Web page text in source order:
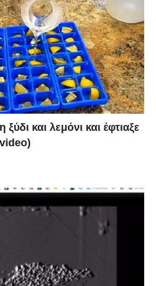
και λεμόνι και έφτιαξε